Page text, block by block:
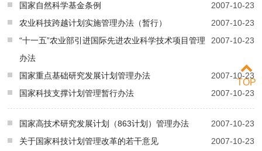
2007-10-23
国家自然科学基金条例
2007-10-23
农业科技跨越计划实施管理办法（暂行）
2007-10-23
“十一五”农业部引进国际先进农业科学技术项目管理
办法
2007-10-23
国家重点基础研究发展计划管理办法
2007-10-23
国家科技支撑计划管理暂行办法
2007-10-23
国家高技术研究发展计划（863计划）管理办法
2007-10-23
关于国家科技计划管理改革的若干意见
TOP